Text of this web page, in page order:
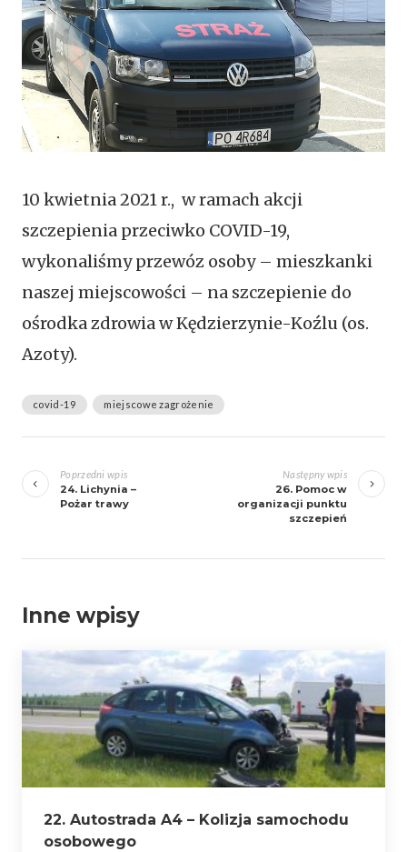
10 kwietnia 2021 r., w ramach akcji
szczepienia przeciwko COVID-19,
wykonaliśmy przewóz osoby – mieszkanki
naszej miejscowości – na szczepienie do
ośrodka zdrowia w Kędzierzynie-Koźlu (os.
Azoty).
covid-19 miejscowe zagrożenie
wpisyPoprzedni wpis
24. Lichynia –
Pożar trawy
Następny wpis
26. Pomoc w
organizacji punktu
szczepień
Inne wpisy
22. Autostrada A4 – Kolizja samochodu
osobowego